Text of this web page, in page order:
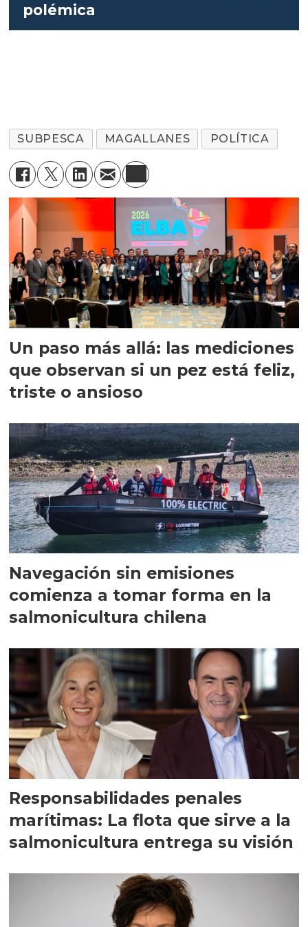
polémica
SUBPESCA MAGALLANES POLÍTICA
Un paso más allá: las mediciones
que observan si un pez está feliz,
triste o ansioso
Navegación sin emisiones
comienza a tomar forma en la
salmonicultura chilena
Responsabilidades penales
marítimas: La flota que sirve a la
salmonicultura entrega su visión